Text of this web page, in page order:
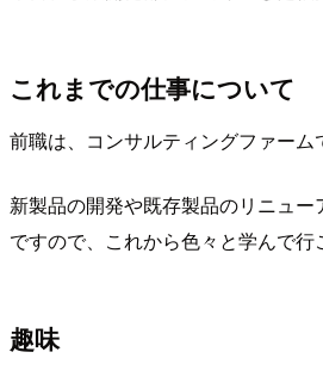
これまでの仕事について
前職は、コンサルティングファー
新製品の開発や既存製品のリニュ
ですので、これから色々と学んで行
趣味